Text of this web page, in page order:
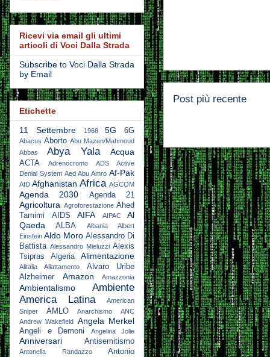
Post più recente
Ricevi via email gli ultimi
articoli di Voci Dalla Strada
Subscribe to Voci Dalla Strada
by Email
Etichette
11 Settembre
1968 5G 6G
Abacus Aborto Abu Mazen/Mahmoud
Abbas
Abya Yala Acqua
ACTA Adrenocromo
ADS Active
Denial System Aed Abu Amro Af-Pak
AfD Afghanistan Africa AGCOM
Agenda 2030 Agenda 21
Agricoltura Agroforestazione Ahed
Tamimi
AIDS AIFA AIPAC
Al
Qaeda
ALBA Albania
Albert
Einstein Aldo Moro Alessandro Di
Battista Alessandro Mieluzzi Alexis
Tsipras
Algeria Alimentazione
Alitalia Allattamento
Alvaro Uribe
Alzheimer
Amazon Amazzonia
Ambientalismo
Ambiente
America Latina
American
Sniper
AMLO Anarchismo
ANC
Andrew Wakefield Angela Merkel
Angeli e Demoni Angelina Jolie
Anniversari Antisemitismo
Antonella Randazzo
Antonio